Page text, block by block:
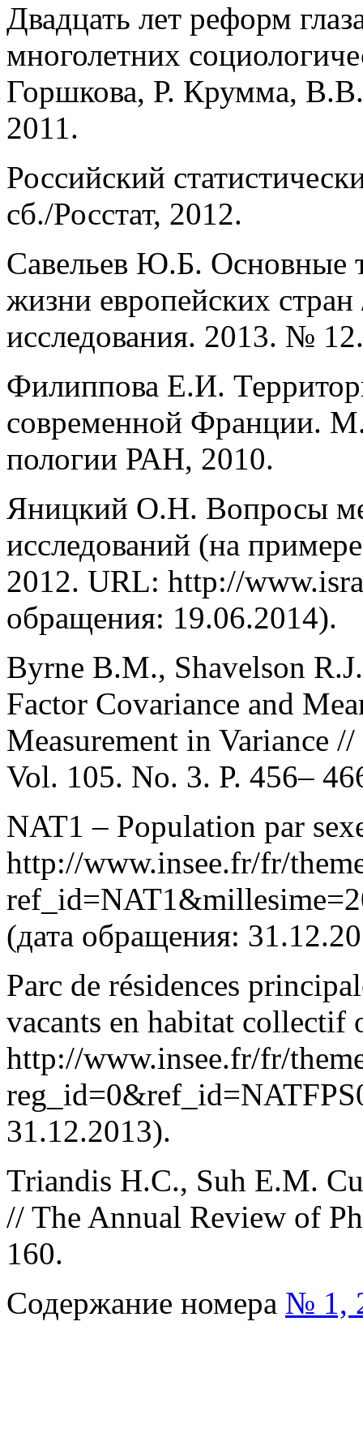
Двадцать лет реформ
многолетних
Горшкова, Р. Крумма,
2011.
Российский
сб./Росстат, 2012.
Савельев Ю.Б. Основные
жизни европейских
исследования. 2013. №
Филиппова Е.И.
современной Франции.
пологии РАН, 2010.
Яницкий О.Н. Вопросы
исследований (на
2012. URL: http://
обращения: 19.06.2014).
Byrne B.M., Shavelson
Factor Covariance and
Measurement in Variance
Vol. 105. No. 3. P. 456–
NAT1 – Population par
http://www.insee.fr/fr/
(дата обращения:
Parc de résidences
vacants en habitat
http://www.insee.fr/fr/
31.12.2013).
Triandis H.C., Suh E.M.
// The Annual Review of
160.
Содержание номера № 1,